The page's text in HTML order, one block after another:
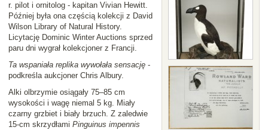
r. pilot i ornitolog - kapitan Vivian Hewitt.
Później była ona częścią kolekcji z David
Wilson Library of Natural History.
Licytację Dominic Winter Auctions sprzed
paru dni wygrał kolekcjoner z Francji.
Ta wspaniała replika wywołała sensację -
podkreśla aukcjoner Chris Albury.
Alki olbrzymie osiągały 75–85 cm
wysokości i wagę niemal 5 kg. Miały
czarny grzbiet i biały brzuch. Z zaledwie
15-cm skrzydłami Pinguinus impennis